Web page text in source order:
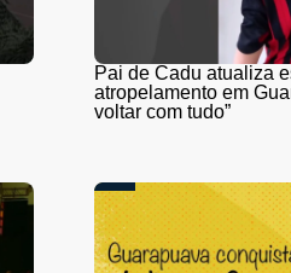
Pai de Cadu atualiza
atropelamento em
voltar com tudo”